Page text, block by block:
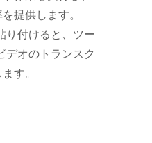
提供します。
り付けると、ツー
デオのトランスク
す。